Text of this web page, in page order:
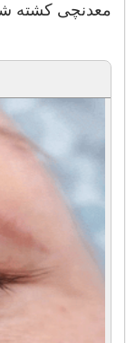
معدنچی کشته